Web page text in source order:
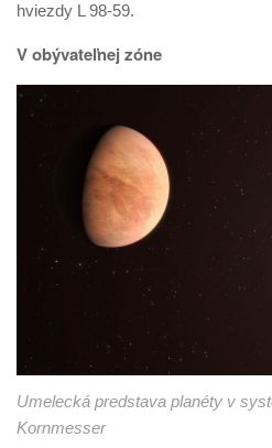
hviezdy L 98-59.
V obývateľnej zóne
Umelecká predstava planéty v
Kornmesser